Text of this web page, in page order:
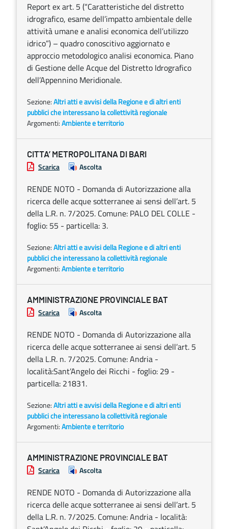
Report ex art. 5 (“Caratteristiche del distretto
idrografico, esame dell’impatto ambientale delle
attività umane e analisi economica dell’utilizzo
idrico”) – quadro conoscitivo aggiornato e
approccio metodologico analisi economica. Piano
di Gestione delle Acque del Distretto Idrografico
dell’Appennino Meridionale.
Sezione:Altri atti e avvisi della Regione e di altri enti
pubblici che interessano la collettività regionale
Argomenti:Ambiente e territorio
CITTA’ METROPOLITANA DI BARI
Scarica Ascolta
RENDE NOTO - Domanda di Autorizzazione alla
ricerca delle acque sotterranee ai sensi dell’art. 5
della L.R. n. 7/2025. Comune: PALO DEL COLLE -
foglio: 55 - particella: 3.
Sezione:Altri atti e avvisi della Regione e di altri enti
pubblici che interessano la collettività regionale
Argomenti:Ambiente e territorio
AMMINISTRAZIONE PROVINCIALE BAT
Scarica Ascolta
RENDE NOTO - Domanda di Autorizzazione alla
ricerca delle acque sotterranee ai sensi dell’art. 5
della L.R. n. 7/2025. Comune: Andria -
località:Sant’Angelo dei Ricchi - foglio: 29 -
particella: 21831.
Sezione:Altri atti e avvisi della Regione e di altri enti
pubblici che interessano la collettività regionale
Argomenti:Ambiente e territorio
AMMINISTRAZIONE PROVINCIALE BAT
Scarica Ascolta
RENDE NOTO - Domanda di Autorizzazione alla
ricerca delle acque sotterranee ai sensi dell’art. 5
della L.R. n. 7/2025. Comune: Andria - località: